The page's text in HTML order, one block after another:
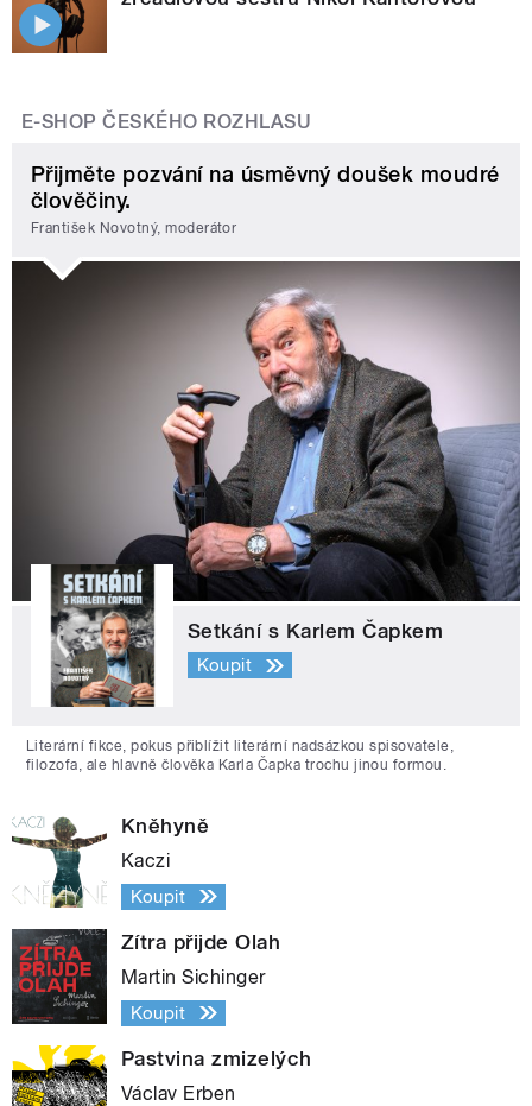
E-SHOP ČESKÉHO ROZHLASU
Přijměte pozvání na úsměvný doušek moudré
člověčiny.
František Novotný, moderátor
Setkání s Karlem Čapkem
Koupit
Literární fikce, pokus přiblížit literární nadsázkou spisovatele,
filozofa, ale hlavně člověka Karla Čapka trochu jinou formou.
Kněhyně
Kaczi
Koupit
Zítra přijde Olah
Martin Sichinger
Koupit
Pastvina zmizelých
Václav Erben